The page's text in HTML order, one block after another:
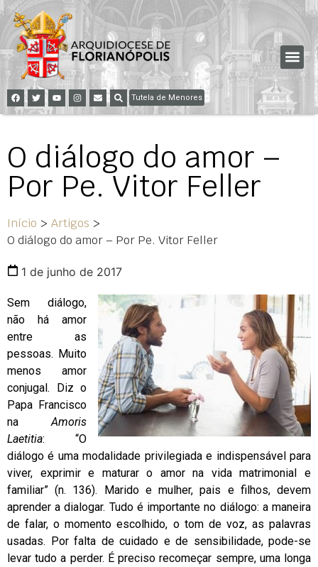
Tutela de Menores
O diálogo do amor –
Por Pe. Vitor Feller
Início > Artigos >
O diálogo do amor – Por Pe. Vitor Feller
1 de junho de 2017
Sem diálogo,
não há amor
entre as
pessoas. Muito
menos amor
conjugal. Diz o
Papa Francisco
na Amoris
Laetitia: “O
diálogo é uma modalidade privilegiada e indispensável para
viver, exprimir e maturar o amor na vida matrimonial e
familiar” (n. 136). Marido e mulher, pais e filhos, devem
aprender a dialogar. Tudo é importante no diálogo: a maneira
de falar, o momento escolhido, o tom de voz, as palavras
usadas. Por falta de cuidado e de sensibilidade, pode-se
levar tudo a perder. É preciso recomeçar sempre, uma longa